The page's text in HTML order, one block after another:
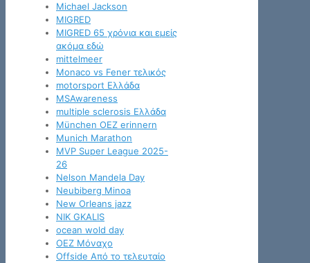
Michael Jackson
MIGRED
MIGRED 65 χρόνια και εμείς
ακόμα εδώ
mittelmeer
Monaco vs Fener τελικός
motorsport Ελλάδα
MSAwareness
multiple sclerosis Ελλάδα
München OEZ erinnern
Munich Marathon
MVP Super League 2025-
26
Nelson Mandela Day
Neubiberg Minoa
New Orleans jazz
NIK GKALIS
ocean wold day
OEZ Μόναχο
Offside Από το τελευταίο